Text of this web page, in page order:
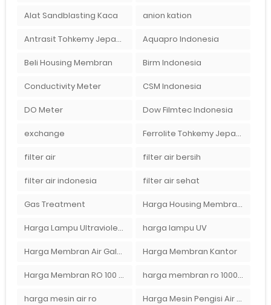
Alat Sandblasting Kaca anion kation
Antrasit Tohkemy Jepang Indonesia Aquapro Indonesia
Beli Housing Membran Birm Indonesia
Conductivity Meter CSM Indonesia
DO Meter Dow Filmtec Indonesia
exchange Ferrolite Tohkemy Jepang Indonesia
filter air filter air bersih
filter air indonesia filter air sehat
Gas Treatment Harga Housing Membran RO 2000 GPD
Harga Lampu Ultraviolet Depot Air Isi Ulang harga lampu UV
Harga Membran Air Galon Harga Membran Kantor
Harga Membran RO 100 gpd harga membran ro 1000 gpd
harga mesin air ro Harga Mesin Pengisi Air Galon